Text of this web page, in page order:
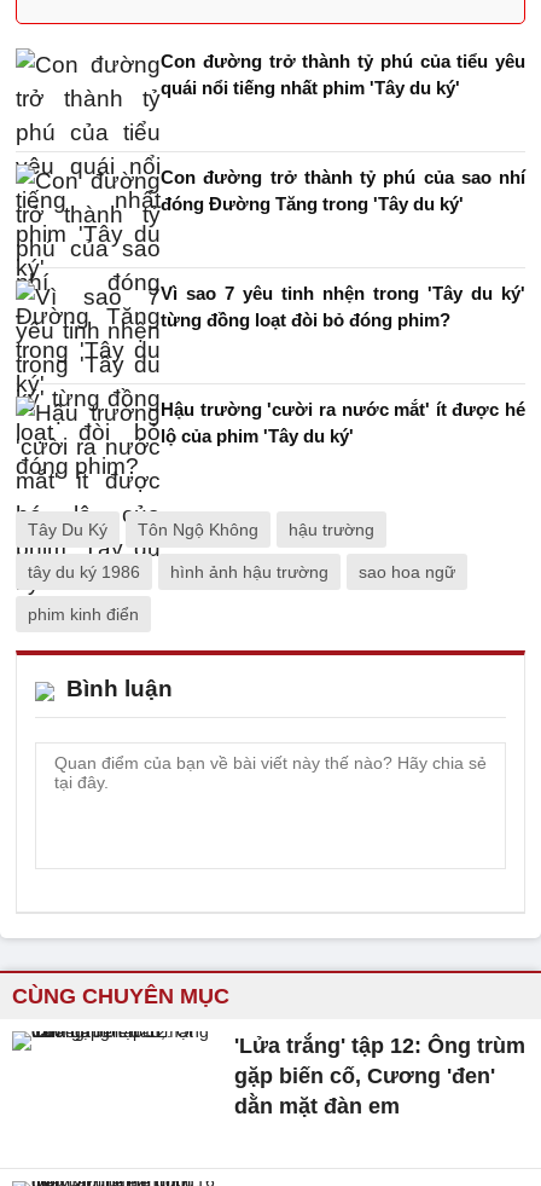
Con đường trở thành tỷ phú của tiểu yêu
quái nổi tiếng nhất phim 'Tây du ký'
Con đường trở thành tỷ phú của sao nhí
đóng Đường Tăng trong 'Tây du ký'
Vì sao 7 yêu tinh nhện trong 'Tây du ký'
từng đồng loạt đòi bỏ đóng phim?
Hậu trường 'cười ra nước mắt' ít được hé
lộ của phim 'Tây du ký'
Tây Du Ký Tôn Ngộ Không hậu trường
tây du ký 1986 hình ảnh hậu trường sao hoa ngữ
phim kinh điển
Bình luận
CÙNG CHUYÊN MỤC
'Lửa trắng' tập 12: Ông trùm
gặp biến cố, Cương 'đen'
dằn mặt đàn em